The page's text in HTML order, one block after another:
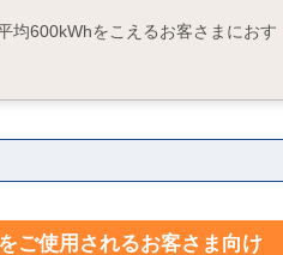
均600kWhをこえるお客さまにおす
ご使用されるお客さま向け